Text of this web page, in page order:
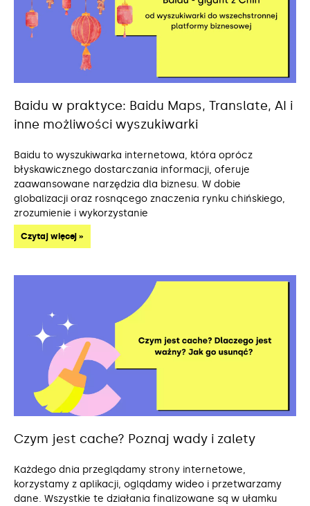
Baidu w praktyce: Baidu Maps, Translate, AI i
inne możliwości wyszukiwarki
Baidu to wyszukiwarka internetowa, która oprócz
błyskawicznego dostarczania informacji, oferuje
zaawansowane narzędzia dla biznesu. W dobie
globalizacji oraz rosnącego znaczenia rynku chińskiego,
zrozumienie i wykorzystanie
Czytaj więcej »
Czym jest cache? Poznaj wady i zalety
Każdego dnia przeglądamy strony internetowe,
korzystamy z aplikacji, oglądamy wideo i przetwarzamy
dane. Wszystkie te działania finalizowane są w ułamku